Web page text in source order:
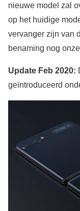
nieuwe model zal
op het huidige
vervanger zijn van
benaming nog
Update Feb 2020:
geïntroduceerd